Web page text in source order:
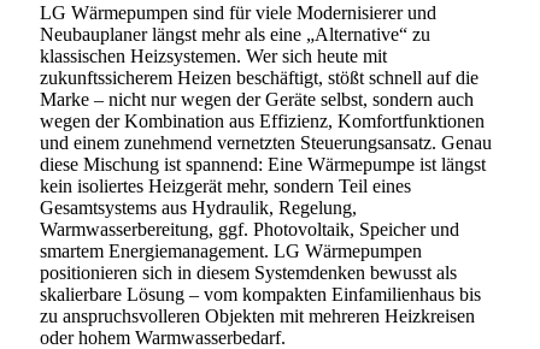
LG Wärmepumpen sind für viele Modernisierer und
Neubauplaner längst mehr als eine „Alternative“ zu
klassischen Heizsystemen. Wer sich heute mit
zukunftssicherem Heizen beschäftigt, stößt schnell auf die
Marke – nicht nur wegen der Geräte selbst, sondern auch
wegen der Kombination aus Effizienz, Komfortfunktionen
und einem zunehmend vernetzten Steuerungsansatz. Genau
diese Mischung ist spannend: Eine Wärmepumpe ist längst
kein isoliertes Heizgerät mehr, sondern Teil eines
Gesamtsystems aus Hydraulik, Regelung,
Warmwasserbereitung, ggf. Photovoltaik, Speicher und
smartem Energiemanagement. LG Wärmepumpen
positionieren sich in diesem Systemdenken bewusst als
skalierbare Lösung – vom kompakten Einfamilienhaus bis
zu anspruchsvolleren Objekten mit mehreren Heizkreisen
oder hohem Warmwasserbedarf.